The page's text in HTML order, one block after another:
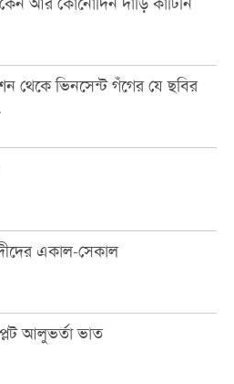
থেকে ভিনসেন্ট গঁগের যে ছবির
একাল-সেকাল
আলুভর্তা ভাত